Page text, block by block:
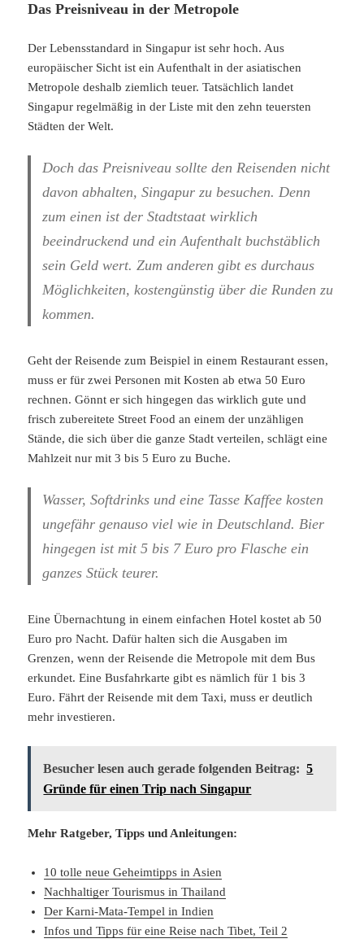
Das Preisniveau in der Metropole
Der Lebensstandard in Singapur ist sehr hoch. Aus
europäischer Sicht ist ein Aufenthalt in der asiatischen
Metropole deshalb ziemlich teuer. Tatsächlich landet
Singapur regelmäßig in der Liste mit den zehn teuersten
Städten der Welt.
Doch das Preisniveau sollte den Reisenden nicht
davon abhalten, Singapur zu besuchen. Denn
zum einen ist der Stadtstaat wirklich
beeindruckend und ein Aufenthalt buchstäblich
sein Geld wert. Zum anderen gibt es durchaus
Möglichkeiten, kostengünstig über die Runden zu
kommen.
Geht der Reisende zum Beispiel in einem Restaurant essen,
muss er für zwei Personen mit Kosten ab etwa 50 Euro
rechnen. Gönnt er sich hingegen das wirklich gute und
frisch zubereitete Street Food an einem der unzähligen
Stände, die sich über die ganze Stadt verteilen, schlägt eine
Mahlzeit nur mit 3 bis 5 Euro zu Buche.
Wasser, Softdrinks und eine Tasse Kaffee kosten
ungefähr genauso viel wie in Deutschland. Bier
hingegen ist mit 5 bis 7 Euro pro Flasche ein
ganzes Stück teurer.
Eine Übernachtung in einem einfachen Hotel kostet ab 50
Euro pro Nacht. Dafür halten sich die Ausgaben im
Grenzen, wenn der Reisende die Metropole mit dem Bus
erkundet. Eine Busfahrkarte gibt es nämlich für 1 bis 3
Euro. Fährt der Reisende mit dem Taxi, muss er deutlich
mehr investieren.
Besucher lesen auch gerade folgenden Beitrag: 5
Gründe für einen Trip nach Singapur
Mehr Ratgeber, Tipps und Anleitungen:
10 tolle neue Geheimtipps in Asien
Nachhaltiger Tourismus in Thailand
Der Karni-Mata-Tempel in Indien
Infos und Tipps für eine Reise nach Tibet, Teil 2